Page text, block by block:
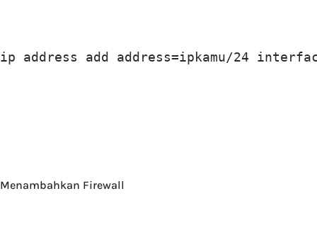
ip address add address=ipkamu/24
Menambahkan Firewall